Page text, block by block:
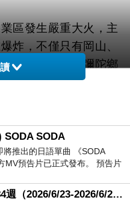
區發生嚴重大火，主
炸，不僅只有岡山、
岡山的燕巢、彌陀鄉
黨立委又在哪裡？整
就連賴清德、卓榮泰
演給鳳山鄉親看！
還帶頭民進黨立委和
婆在地上打滾一樣，
SODA SODA
將推出的日語單曲 《SODA
MV預告片已正式發布。 預告片
了粉絲們對這次夏季回
週間農居第284週（2026/6/23-2026/6/24) 夏至 金黃稻浪洋溢豐收喜悅